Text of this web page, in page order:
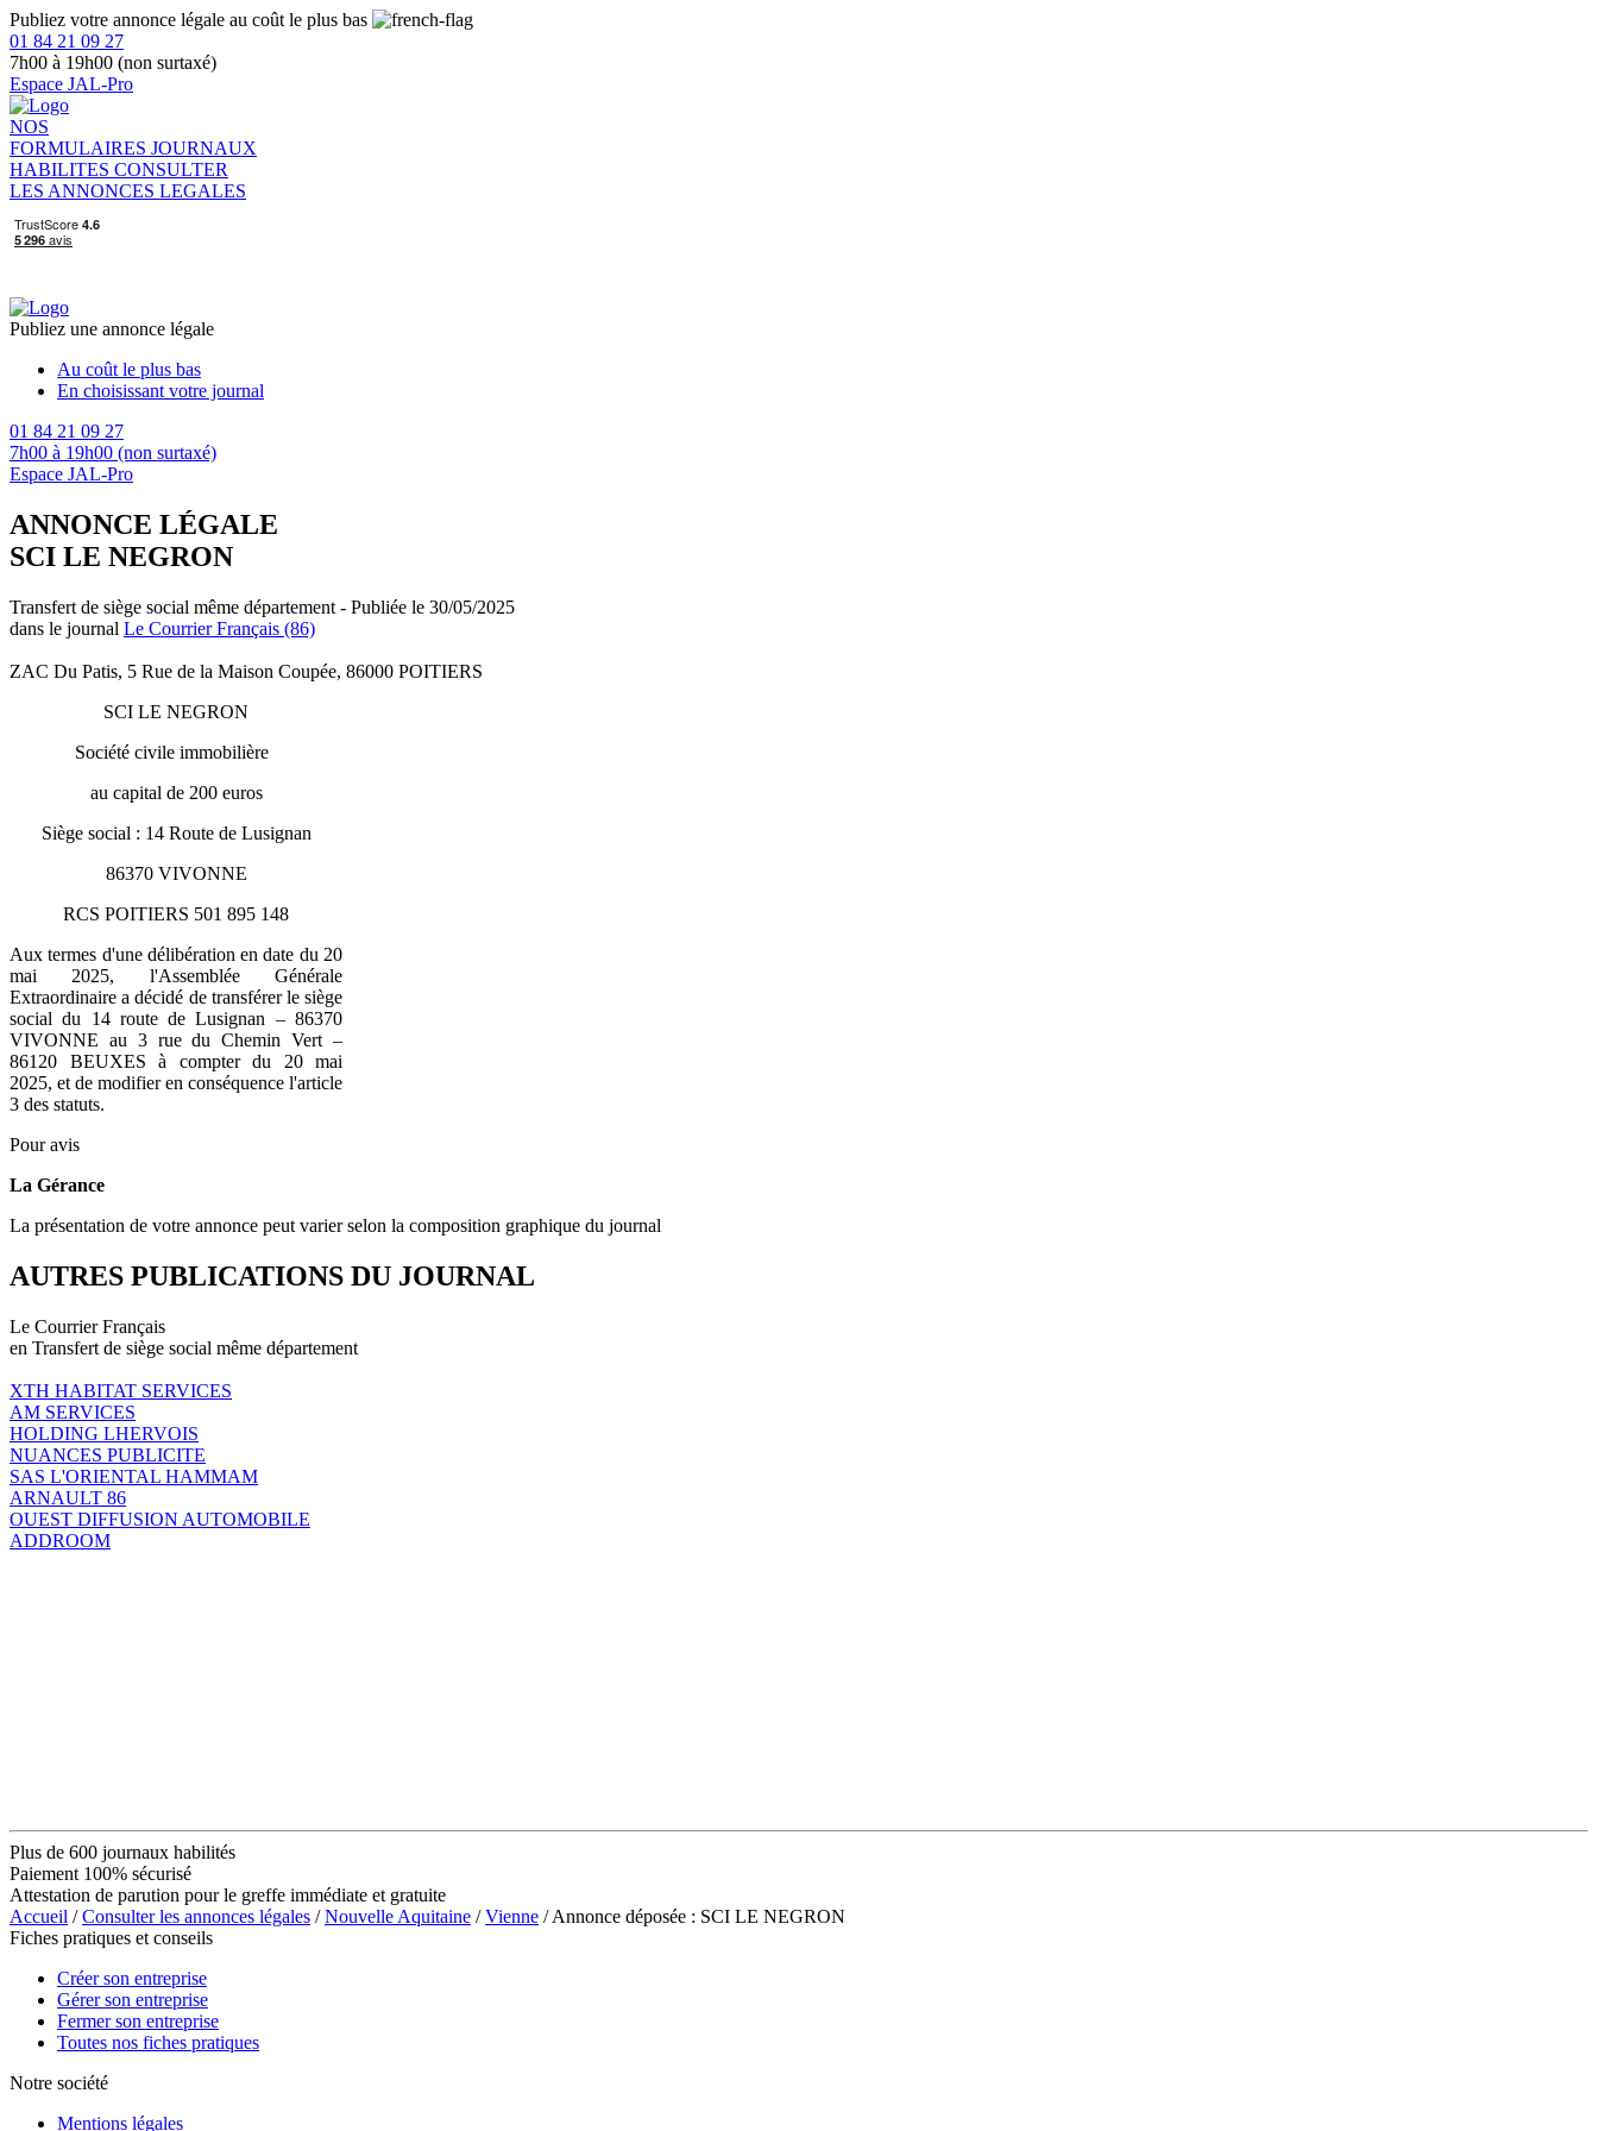
Publiez votre annonce légale au coût le plus bas
01 84 21 09 27
7h00 à 19h00 (non surtaxé)
Espace JAL-Pro
NOS
FORMULAIRES JOURNAUX
HABILITES CONSULTER
LES ANNONCES LEGALES
Publiez une annonce légale
Au coût le plus bas
En choisissant votre journal
01 84 21 09 27
7h00 à 19h00 (non surtaxé)
Espace JAL-Pro
ANNONCE LÉGALE
SCI LE NEGRON
Transfert de siège social même département - Publiée le 30/05/2025
dans le journal Le Courrier Français (86)
ZAC Du Patis, 5 Rue de la Maison Coupée, 86000 POITIERS
SCI LE NEGRON
Société civile immobilière
au capital de 200 euros
Siège social : 14 Route de Lusignan
86370 VIVONNE
RCS POITIERS 501 895 148
Aux termes d'une délibération en date du 20
mai 2025, l'Assemblée Générale
Extraordinaire a décidé de transférer le siège
social du 14 route de Lusignan – 86370
VIVONNE au 3 rue du Chemin Vert –
86120 BEUXES à compter du 20 mai
2025, et de modifier en conséquence l'article
3 des statuts.
Pour avis
La Gérance
La présentation de votre annonce peut varier selon la composition graphique du journal
AUTRES PUBLICATIONS DU JOURNAL
Le Courrier Français
en Transfert de siège social même département
XTH HABITAT SERVICES
AM SERVICES
HOLDING LHERVOIS
NUANCES PUBLICITE
SAS L'ORIENTAL HAMMAM
ARNAULT 86
OUEST DIFFUSION AUTOMOBILE
ADDROOM
Plus de 600 journaux habilités
Paiement 100% sécurisé
Attestation de parution pour le greffe immédiate et gratuite
Accueil /Consulter les annonces légales /Nouvelle Aquitaine /Vienne / Annonce déposée : SCI LE NEGRON
Fiches pratiques et conseils
Créer son entreprise
Gérer son entreprise
Fermer son entreprise
Toutes nos fiches pratiques
Notre société
Mentions légales